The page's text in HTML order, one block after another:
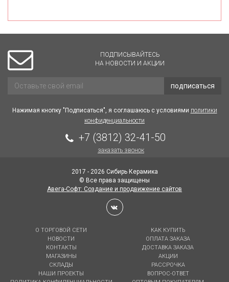
ПОДПИСЫВАЙТЕСЬ
НА НОВОСТИ И АКЦИИ
подписаться
Нажимая кнопку "Подписаться", я соглашаюсь с условиями политики
конфиденциальности
+7 (3812) 32-41-50
заказать звонок
2017 - 2026 Сибирь Керамика
© Все права защищены
Авега-Софт: Создание и продвижение сайтов
О ТОРГОВОЙ СЕТИ
НОВОСТИ
КОНТАКТЫ
МАГАЗИНЫ
СКЛАДЫ
НАШИ ПРОЕКТЫ
КАК КУПИТЬ
ОПЛАТА ЗАКАЗА
ДОСТАВКА ЗАКАЗА
АКЦИИ
РАССРОЧКА
ВОПРОС-ОТВЕТ